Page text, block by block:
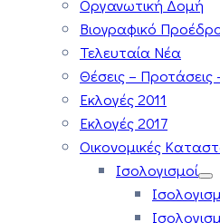
Οργανωτική Δομή
Βιογραφικό
Τελευταία Νέα
Θέσεις – Προτάσεις
Εκλογές 2011
Εκλογές 2017
Οικονομικές
Ισολογισμοί